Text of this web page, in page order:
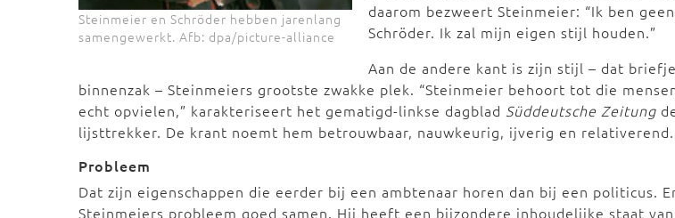
Steinmeier en Schröder hebben jarenlang
samengewerkt. Afb: dpa/picture-alliance
daarom bezweert Steinmeier: “Ik ben
Schröder. Ik zal mijn eigen stijl houden.”
Aan de andere kant is zijn stijl – dat
binnenzak – Steinmeiers grootste zwakke plek. “Steinmeier behoort tot die
echt opvielen,” karakteriseert het gematigd-linkse dagblad Süddeutsche Zeitung
lijsttrekker. De krant noemt hem betrouwbaar, nauwkeurig, ijverig en relativerend.
Probleem
Dat zijn eigenschappen die eerder bij een ambtenaar horen dan bij een politicus.
Steinmeiers probleem goed samen. Hij heeft een bijzondere inhoudelijke staat